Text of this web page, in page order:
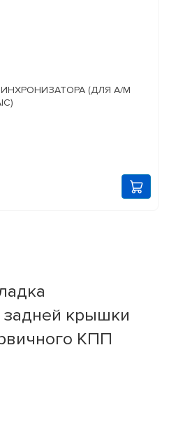
(ДЛЯ А/М
задней крышки
КПП